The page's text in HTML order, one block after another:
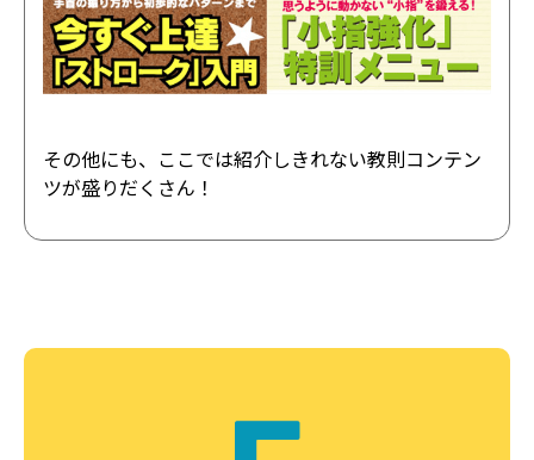
その他にも、ここでは紹介しきれない教則コンテン
ツが盛りだくさん！